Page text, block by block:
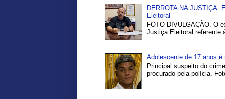
DERROTA NA JUSTIÇA:
Eleitoral
FOTO DIVULGAÇÃO. O
Justiça Eleitoral referente
Adolescente de 17 anos
Principal suspeito do
procurado pela polícia.